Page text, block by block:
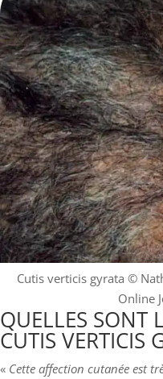
Cutis verticis gyrata ©
Online
QUELLES SONT
CUTIS VERTICIS
« Cette affection cutanée est